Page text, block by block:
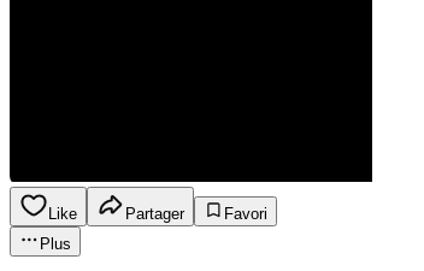
Like Partager
Favori
Plus